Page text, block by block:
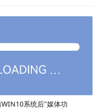
系统后"媒体功